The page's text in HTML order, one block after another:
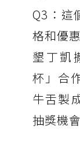
Q3：這
格和優
墾丁凱
杯」合
牛舌製
抽獎機